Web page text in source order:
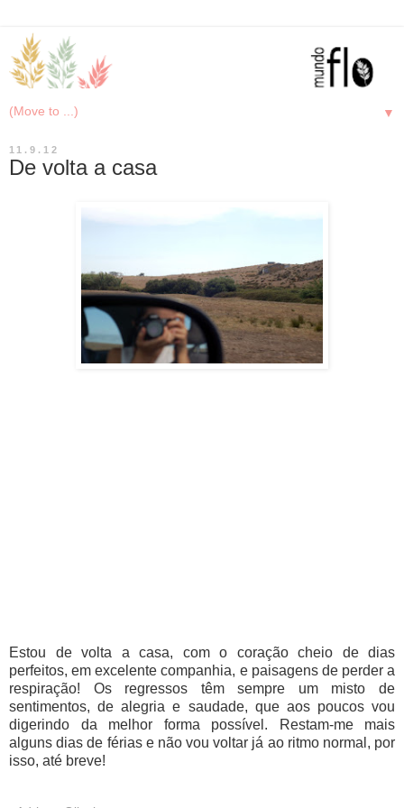
▼
11.9.12
De volta a casa
Estou de volta a casa, com o coração cheio de dias
perfeitos, em excelente companhia, e paisagens de perder a
respiração! Os regressos têm sempre um misto de
sentimentos, de alegria e saudade, que aos poucos vou
digerindo da melhor forma possível. Restam-me mais
alguns dias de férias e não vou voltar já ao ritmo normal, por
isso, até breve!